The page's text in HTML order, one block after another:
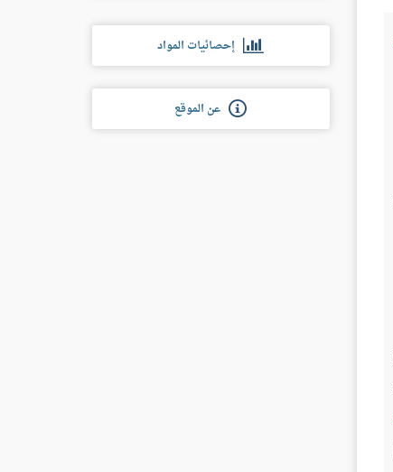
إحصائيات المواد
عن الموقع